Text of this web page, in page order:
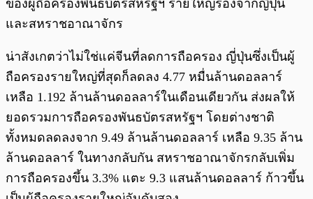
ของผู้ถือครองพันธบัตรสหรัฐฯ รายใหญ่รองจากญี่ปุ่น
และสหราชอาณาจักร
น่าสังเกตว่าไม่ใช่แค่จีนที่ลดการถือครอง ญี่ปุ่นซึ่งเป็นผู้
ถือครองรายใหญ่ที่สุดก็ลดลง 4.77 หมื่นล้านดอลลาร์
เหลือ 1.192 ล้านล้านดอลลาร์ในเดือนเดียวกัน ส่งผลให้
ยอดรวมการถือครองพันธบัตรสหรัฐฯ โดยต่างชาติ
ทั้งหมดลดลงจาก 9.49 ล้านล้านดอลลาร์ เหลือ 9.35 ล้าน
ล้านดอลลาร์ ในทางกลับกัน สหราชอาณาจักรกลับเพิ่ม
การถือครองขึ้น 3.3% แตะ 9.3 แสนล้านดอลลาร์ ก้าวขึ้น